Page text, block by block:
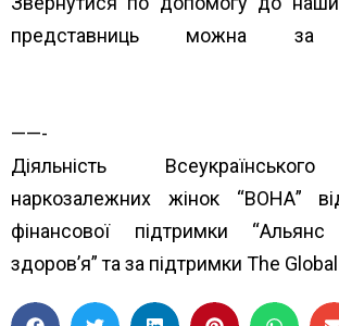
представниць можна за
——-
Діяльність
наркозалежних жінок “ВОНА”
фінансової підтримки “Альянс
здоров’я”та за підтримки The